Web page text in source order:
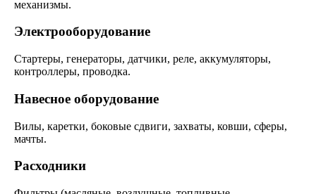
механизмы.
Электрооборудование
Стартеры, генераторы, датчики, реле, аккумуляторы,
контроллеры, проводка.
Навесное оборудование
Вилы, каретки, боковые сдвиги, захваты, ковши, сферы,
мачты.
Расходники